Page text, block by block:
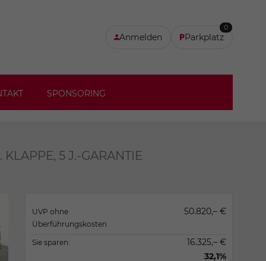
Anmelden Parkplatz
0
SPONSORING
KLAPPE, 5 J.-GARANTIE
UVP ohne
Überführungskosten
50.820,– €
Sie sparen:
16.325,– €
32,1%